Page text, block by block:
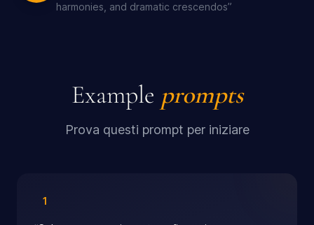
harmonies, and dramatic crescendos”
Example prompts
Prova questi prompt per iniziare
1